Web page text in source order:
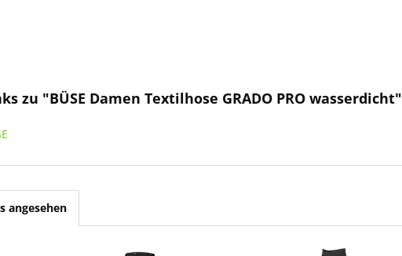
zu "BÜSE Damen Textilhose GRADO PRO wasserdicht"
angesehen